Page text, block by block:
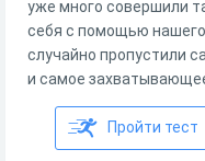
уже много совершили
себя с помощью
случайно пропустили
и самое
Пройти тест